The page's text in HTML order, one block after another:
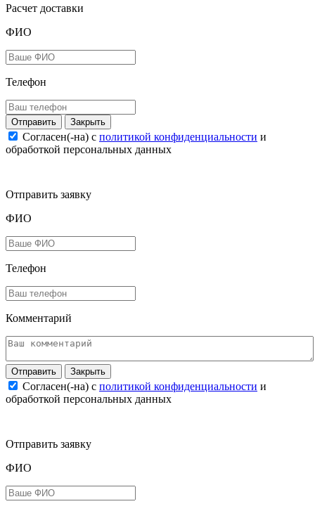
Расчет доставки
ФИО
Телефон
Закрыть
Согласен(-на) c политикой конфиденциальности и
обработкой персональных данных
Отправить заявку
ФИО
Телефон
Комментарий
Закрыть
Согласен(-на) c политикой конфиденциальности и
обработкой персональных данных
Отправить заявку
ФИО